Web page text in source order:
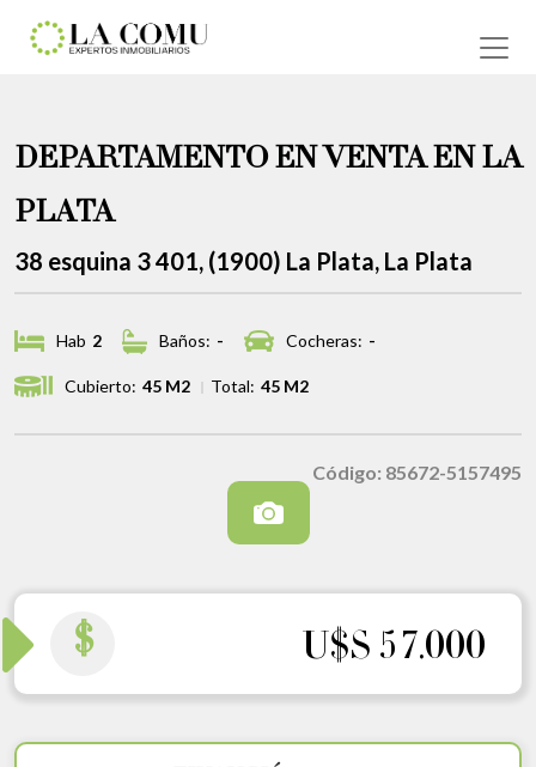
DEPARTAMENTO EN VENTA EN LA
PLATA
38 esquina 3 401, (1900) La Plata, La Plata
Hab 2 Baños: - Cocheras: -
Cubierto: 45 M2 Total: 45 M2
Código: 85672-5157495
$ U$S 57.000